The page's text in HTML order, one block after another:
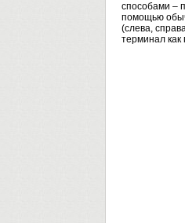
способами –
помощью
(слева,
терминал